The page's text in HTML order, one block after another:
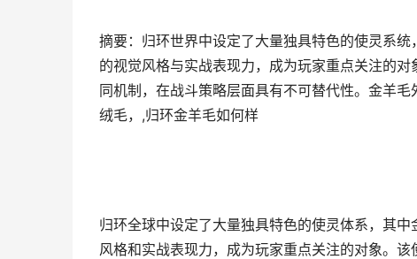
摘要：归环世界中设定了大量独具特色的使灵系
的视觉风格与实战表现力，成为玩家重点关注的
同机制，在战斗策略层面具有不可替代性。金羊
绒毛，,归环金羊毛如何样
归环全球中设定了大量独具特色的使灵体系，其
风格和实战表现力，成为玩家重点关注的对象。